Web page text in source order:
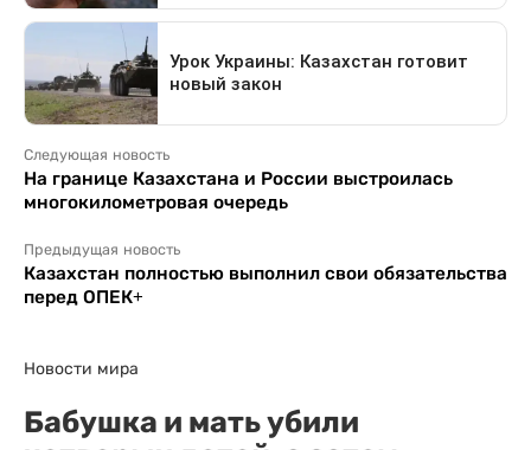
Следующая новость
На границе Казахстана и России выстроилась
многокилометровая очередь
Предыдущая новость
Казахстан полностью выполнил свои обязательства
перед ОПЕК+
Новости мира
Бабушка и мать убили